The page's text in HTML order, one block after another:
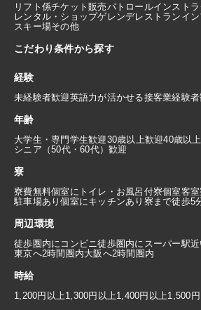
リフト係チケット販売パトロールインスト
レンタル・ショップゲレンデレストラン イ
スキー場その他
こだわり条件から探す
経験
未経験者歓迎英語力が活かせる接客業経験者
年齢
大学生・専門学生歓迎30歳以上歓迎40歳以
シニア（50代・60代）歓迎
寮
寮費無料個室にトイレ・お風呂付寮個室客
駐車場あり個室にキッチンあり 寮まで徒歩5
周辺環境
徒歩圏内にコンビニ徒歩圏内にスーパー駅
東京へ2時間圏内大阪へ2時間圏内
時給
1,200円以上1,300円以上1,400円以上1,500